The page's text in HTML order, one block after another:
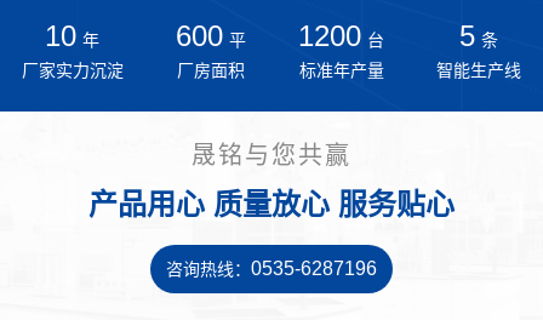
10 年
厂家实力沉淀
600 平
厂房面积
1200 台
标准年产量
5 条
智能生产线
晟铭与您共赢
产品用心 质量放心 服务贴心
咨询热线： 0535-6287196